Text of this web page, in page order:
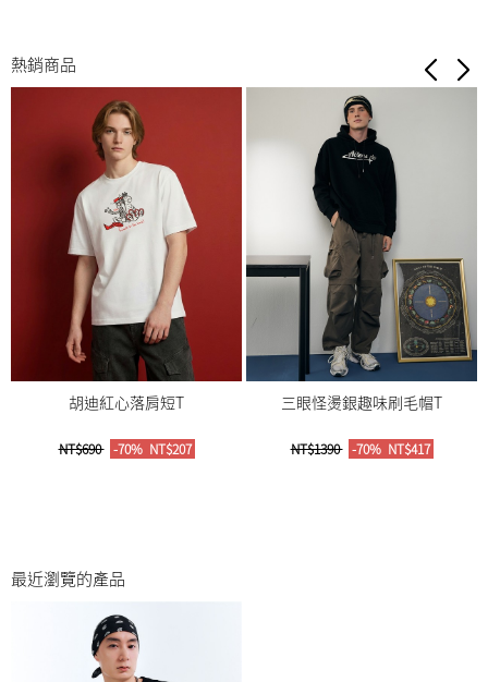
熱銷商品
胡迪紅心落肩短T
NT$690 -70% NT$207
三眼怪燙銀趣味刷毛帽T
NT$1390 -70% NT$417
最近瀏覽的產品